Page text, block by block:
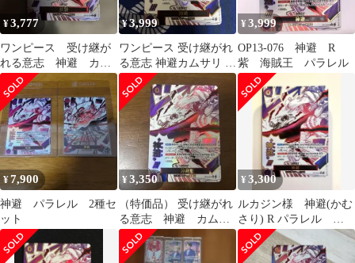
¥3,777
ワンピース 受け継が
れる意志 神避 カム
サリ R パラレル
OP13-076
¥3,999
ワンピース 受け継がれ
る意志 神避カムサリ R
パラレル OP13-076
¥3,999
OP13-076 神避 R
紫 海賊王 パラレル
¥7,900
神避 パラレル 2種セ
ット
¥3,350
（特価品） 受け継がれ
る意志 神避 カムサ
リ R パラレル OP13-
076
¥3,300
ルカジン様 神避(かむ
さり) R パラレル
OP10-019